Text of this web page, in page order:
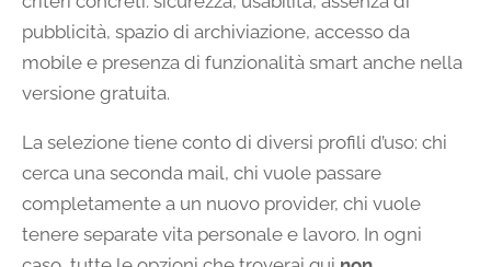
pubblicità, spazio di archiviazione, accesso da
mobile e presenza di funzionalità smart anche nella
versione gratuita.
La selezione tiene conto di diversi profili d’uso: chi
cerca una seconda mail, chi vuole passare
completamente a un nuovo provider, chi vuole
tenere separate vita personale e lavoro. In ogni